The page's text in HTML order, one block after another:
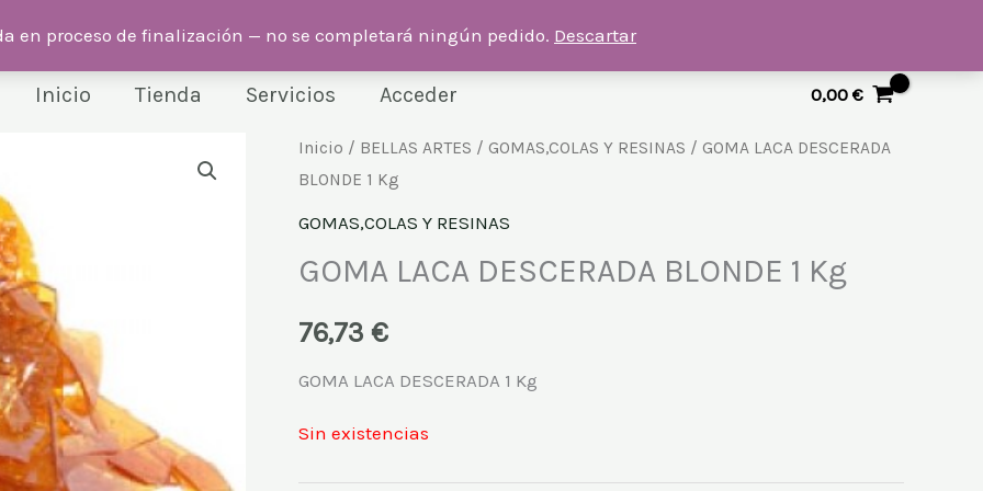
en proceso de finalización — no se completará ningún pedido. Descartar
C. Eduardo Zamacois, 13, 38005 Santa Cruz de Tenerife
Inicio Tienda Servicios Acceder 0,00€
Inicio / BELLAS ARTES / GOMAS,COLAS Y RESINAS / GOMA LACA DESCERADA
BLONDE 1 Kg
GOMAS,COLAS Y RESINAS
GOMA LACA DESCERADA BLONDE 1 Kg
76,73 €
GOMA LACA DESCERADA 1 Kg
Sin existencias